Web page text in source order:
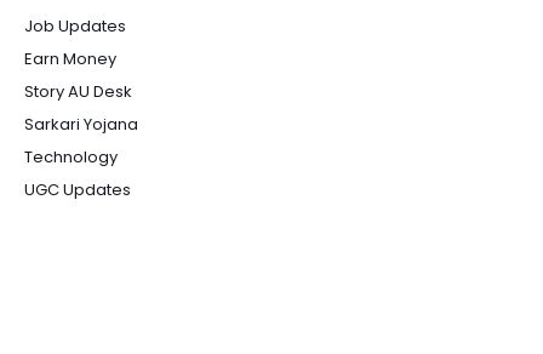
Job Updates
Earn Money
Story AU Desk
Sarkari Yojana
Technology
UGC Updates